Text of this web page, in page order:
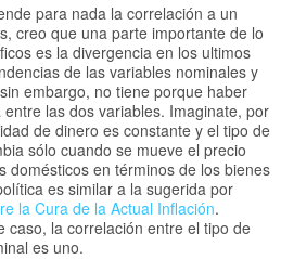
para nada la correlación a un
creo que una parte importante de lo
es la divergencia en los ultimos
de las variables nominales y
embargo, no tiene porque haber
las dos variables. Imaginate, por
de dinero es constante y el tipo de
sólo cuando se mueve el precio
domésticos en términos de los bienes
es similar a la sugerida por
la Cura de la Actual Inflación.
caso, la correlación entre el tipo de
es uno.